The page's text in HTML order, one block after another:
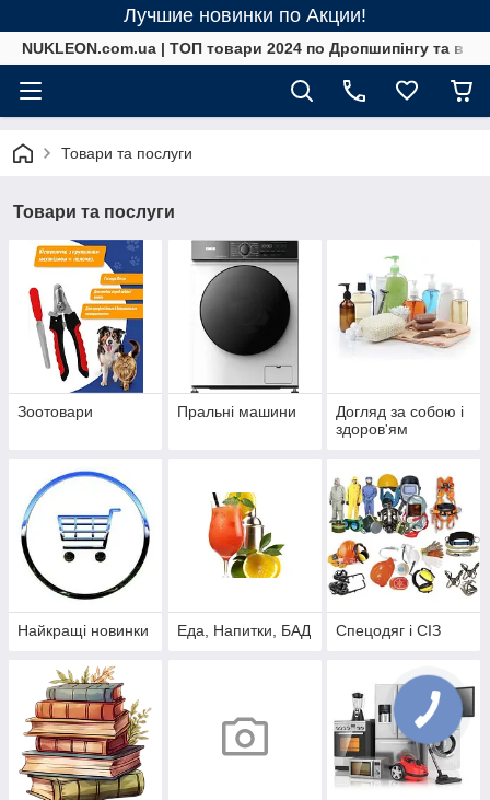
Лучшие новинки по Акции!
NUKLEON.com.ua | ТОП товари 2024 по Дропшипінгу та в
Товари та послуги
Товари та послуги
Зоотовари Пральні машини
Догляд за собою і
здоров'ям
Найкращі новинки Еда, Напитки, БАД Спецодяг і СІЗ